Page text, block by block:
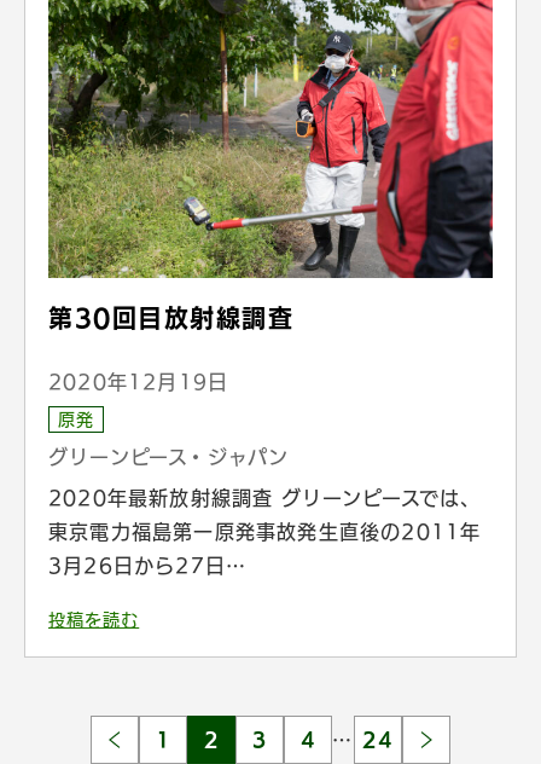
第30回目放射線調査
2020年12月19日
原発
グリーンピース・ジャパン
2020年最新放射線調査 グリーンピースでは、
東京電力福島第一原発事故発生直後の2011年
3月26日から27日…
投稿を読む
1 2 3 4 … 24